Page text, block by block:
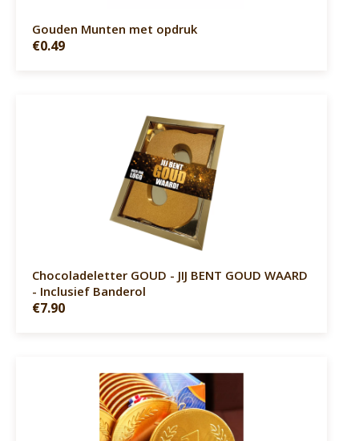
Gouden Munten met opdruk
€0.49
Chocoladeletter GOUD - JIJ BENT GOUD WAARD
- Inclusief Banderol
€7.90